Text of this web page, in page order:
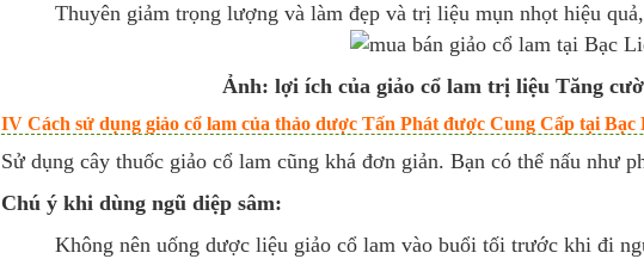
Thuyên giảm trọng lượng và làm đẹp và trị liệu mụn nhọt hiệu
Ảnh: lợi ích của giảo cổ lam trị liệu Tăng
IV Cách sử dụng giảo cổ lam của thảo dược Tấn Phát được Cung Cấp tại Bạc
Sử dụng cây thuốc giảo cổ lam cũng khá đơn giản. Bạn có thể nấu như
Chú ý khi dùng ngũ diệp sâm:
Không nên uống dược liệu giảo cổ lam vào buổi tối trước khi đi